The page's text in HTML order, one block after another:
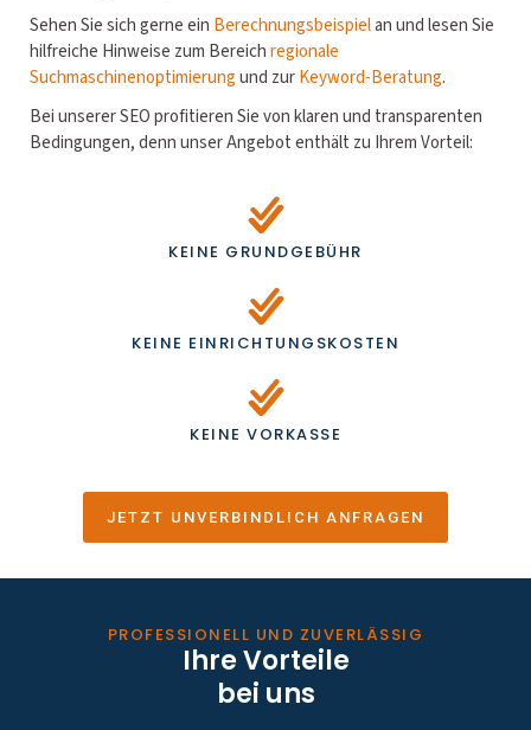
Sehen Sie sich gerne ein Berechnungsbeispielan und lesen Sie
hilfreiche Hinweise zum Bereichregionale
Suchmaschinenoptimierungund zurKeyword-Beratung.
Bei unserer SEO profitieren Sie von klaren und transparenten
Bedingungen, denn unser Angebot enthält zu Ihrem Vorteil:
KEINE GRUNDGEBÜHR
KEINE EINRICHTUNGSKOSTEN
KEINE VORKASSE
JETZT UNVERBINDLICH ANFRAGEN
PROFESSIONELL UND ZUVERLÄSSIG
Ihre Vorteile
bei uns